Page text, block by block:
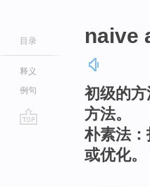
目录
释义
例句
naive
初级的
方法。
朴素法
或优化。